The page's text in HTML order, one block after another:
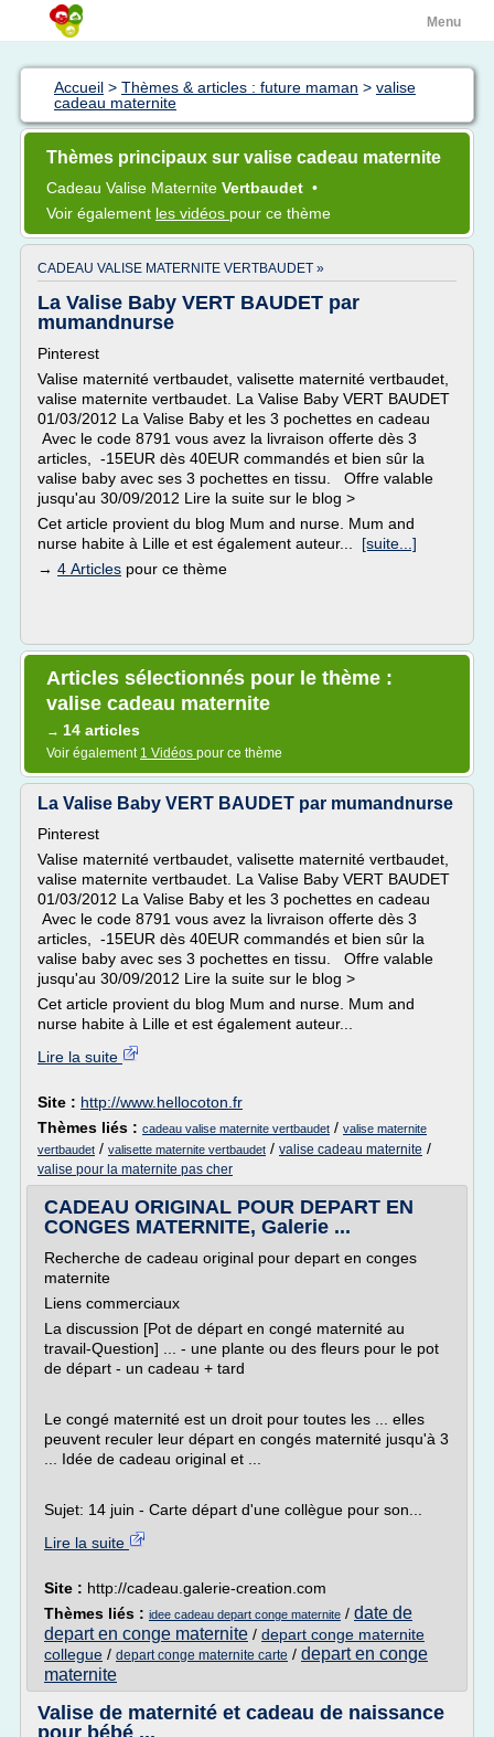
Menu
Accueil > Thèmes & articles : future maman > valise
cadeau maternite
Thèmes principaux sur valise cadeau maternite
Cadeau Valise Maternite Vertbaudet •
Voir également les vidéos pour ce thème
CADEAU VALISE MATERNITE VERTBAUDET »
La Valise Baby VERT BAUDET par
mumandnurse
Pinterest
Valise maternité vertbaudet, valisette maternité vertbaudet,
valise maternite vertbaudet. La Valise Baby VERT BAUDET
01/03/2012 La Valise Baby et les 3 pochettes en cadeau
Avec le code 8791 vous avez la livraison offerte dès 3
articles, -15EUR dès 40EUR commandés et bien sûr la
valise baby avec ses 3 pochettes en tissu. Offre valable
jusqu'au 30/09/2012 Lire la suite sur le blog >
Cet article provient du blog Mum and nurse. Mum and
nurse habite à Lille et est également auteur... [suite...]
→ 4 Articles pour ce thème
Articles sélectionnés pour le thème :
valise cadeau maternite
→ 14 articles
Voir également 1 Vidéos pour ce thème
La Valise Baby VERT BAUDET par mumandnurse
Pinterest
Valise maternité vertbaudet, valisette maternité vertbaudet,
valise maternite vertbaudet. La Valise Baby VERT BAUDET
01/03/2012 La Valise Baby et les 3 pochettes en cadeau
Avec le code 8791 vous avez la livraison offerte dès 3
articles, -15EUR dès 40EUR commandés et bien sûr la
valise baby avec ses 3 pochettes en tissu. Offre valable
jusqu'au 30/09/2012 Lire la suite sur le blog >
Cet article provient du blog Mum and nurse. Mum and
nurse habite à Lille et est également auteur...
Lire la suite
Site : http://www.hellocoton.fr
Thèmes liés : cadeau valise maternite vertbaudet / valise maternite
vertbaudet / valisette maternite vertbaudet / valise cadeau maternite /
valise pour la maternite pas cher
CADEAU ORIGINAL POUR DEPART EN
CONGES MATERNITE, Galerie ...
Recherche de cadeau original pour depart en conges
maternite
Liens commerciaux
La discussion [Pot de départ en congé maternité au
travail-Question] ... - une plante ou des fleurs pour le pot
de départ - un cadeau + tard
Le congé maternité est un droit pour toutes les ... elles
peuvent reculer leur départ en congés maternité jusqu'à 3
... Idée de cadeau original et ...
Sujet: 14 juin - Carte départ d'une collègue pour son...
Lire la suite
Site : http://cadeau.galerie-creation.com
Thèmes liés : idee cadeau depart conge maternite / date de
depart en conge maternite / depart conge maternite
collegue / depart conge maternite carte / depart en conge
maternite
Valise de maternité et cadeau de naissance
pour bébé ...